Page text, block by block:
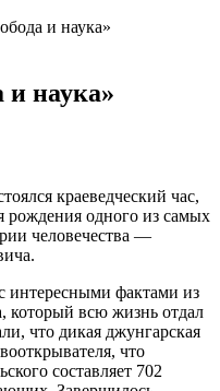
и наука»
и наука»
краеведческий час,
одного из самых
человечества —
интересными фактами из
всю жизнь отдал
что дикая джунгарская
что
составляет 702